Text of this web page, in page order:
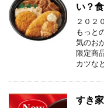
い？
２０２
もっと
気のお
限定商
カツな
すき